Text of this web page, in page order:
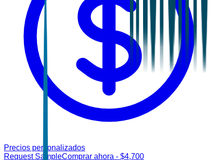
Precios personalizados
Request SampleComprar ahora - $4,700